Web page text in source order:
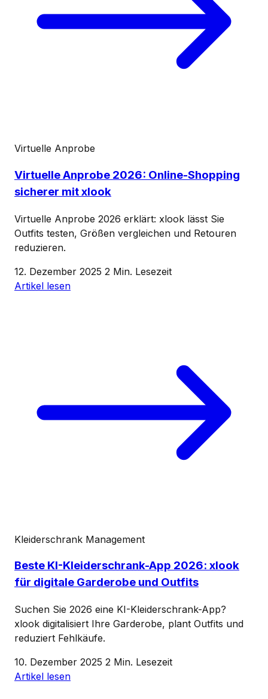
Virtuelle Anprobe
Virtuelle Anprobe 2026: Online-Shopping
sicherer mit xlook
Virtuelle Anprobe 2026 erklärt: xlook lässt Sie
Outfits testen, Größen vergleichen und Retouren
reduzieren.
12. Dezember 2025 2 Min. Lesezeit
Artikel lesen
Kleiderschrank Management
Beste KI-Kleiderschrank-App 2026: xlook
für digitale Garderobe und Outfits
Suchen Sie 2026 eine KI-Kleiderschrank-App?
xlook digitalisiert Ihre Garderobe, plant Outfits und
reduziert Fehlkäufe.
10. Dezember 2025 2 Min. Lesezeit
Artikel lesen